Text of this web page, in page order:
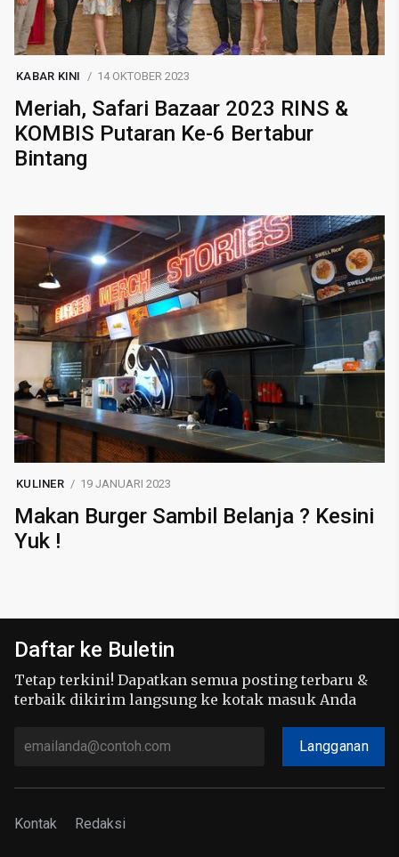
KABAR KINI 14 OKTOBER 2023
Meriah, Safari Bazaar 2023 RINS &
KOMBIS Putaran Ke-6 Bertabur
Bintang
KULINER 19 JANUARI 2023
Makan Burger Sambil Belanja ? Kesini
Yuk !
Daftar ke Buletin
Tetap terkini! Dapatkan semua posting terbaru &
terbaik dikirim langsung ke kotak masuk Anda
Langganan
Kontak Redaksi